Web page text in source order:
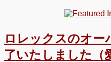
ロレックスのオー
了いたしました（